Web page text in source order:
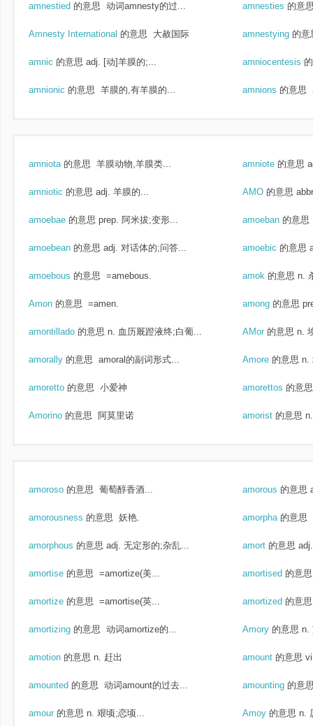
amnestied 的意思 动词amnesty的过... amnesties 的意
Amnesty International 的意思 大赦国际 amnestying 的意
amnic 的意思 adj. [动]羊膜的;... amniocentesis
amnionic 的意思 羊膜的,有羊膜的... amnions 的意思
amniota 的意思 羊膜动物,羊膜类... amniote 的意思
amniotic 的意思 adj. 羊膜的... AMO 的意思
amoebae 的意思 prep. 阿米拔;变形... amoeban 的意思
amoebean 的意思 adj. 对话体的;问答... amoebic 的意思
amoebous 的意思 =amebous. amok 的意思 n.
Amon 的意思 =amen. among 的意思
amontillado 的意思 n. 血历厩蹬液终;白葡... AMor 的意思 n.
amorally 的意思 amoral的副词形式... Amore 的意思 n.
amoretto 的意思 小爱神 amorettos 的意思
Amorino 的意思 阿莫里诺 amorist 的意思
amoroso 的意思 葡萄醇香酒... amorous 的意思
amorousness 的意思 妖艳. amorpha 的意思
amorphous 的意思 adj. 无定形的;杂乱... amort 的意思
amortise 的意思 =amortize(美... amortised 的意思
amortize 的意思 =amortise(英... amortized 的意思
amortizing 的意思 动词amortize的... Amory 的意思 n.
amotion 的意思 n. 赶出 amount 的意思
amounted 的意思 动词amount的过去... amounting 的意
amour 的意思 n. 艰顷;恋顷... Amoy 的意思 n.